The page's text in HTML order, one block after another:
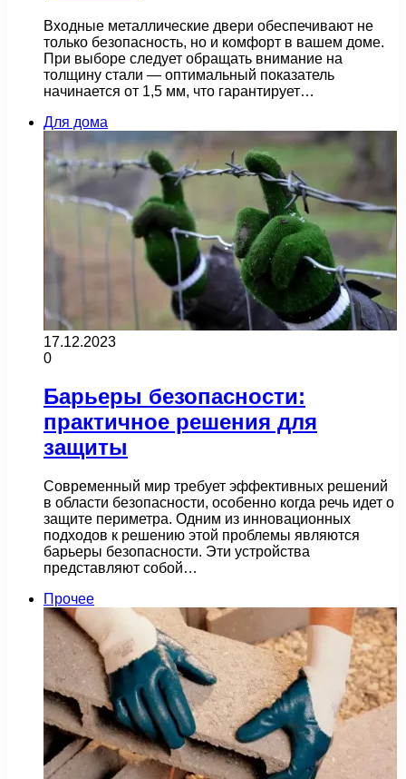
Входные металлические двери обеспечивают не
только безопасность, но и комфорт в вашем доме.
При выборе следует обращать внимание на
толщину стали — оптимальный показатель
начинается от 1,5 мм, что гарантирует…
Для дома
17.12.2023
0
Барьеры безопасности:
практичное решения для
защиты
Современный мир требует эффективных решений
в области безопасности, особенно когда речь идет о
защите периметра. Одним из инновационных
подходов к решению этой проблемы являются
барьеры безопасности. Эти устройства
представляют собой…
Прочее